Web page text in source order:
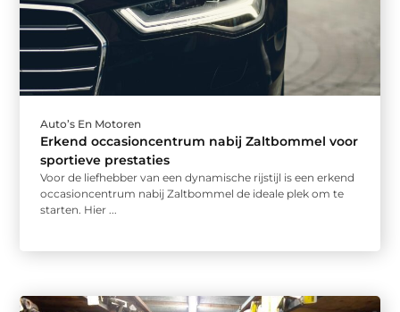
Auto’s En Motoren
Erkend occasioncentrum nabij Zaltbommel voor
sportieve prestaties
Voor de liefhebber van een dynamische rijstijl is een erkend
occasioncentrum nabij Zaltbommel de ideale plek om te
starten. Hier ...